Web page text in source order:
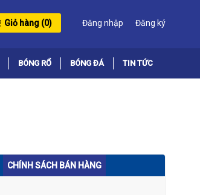
Giỏ hàng (0) Đăng nhập Đăng ký
BÓNG RỔ BÓNG ĐÁ TIN TỨC
CHÍNH SÁCH BÁN HÀNG